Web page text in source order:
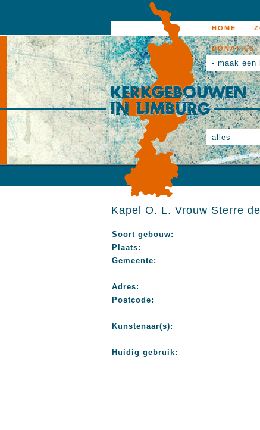
HOME
DONATIES
- maak een
alles
Kapel O. L. Vrouw Sterre
Soort gebouw:
Plaats:
Gemeente:
Adres:
Postcode:
Kunstenaar(s):
Huidig gebruik: